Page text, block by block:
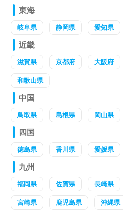
東海
岐阜県 静岡県 愛知県
近畿
滋賀県 京都府 大阪府
和歌山県
中国
鳥取県 島根県 岡山県
四国
徳島県 香川県 愛媛県
九州
福岡県 佐賀県 長崎県
宮崎県 鹿児島県 沖縄県